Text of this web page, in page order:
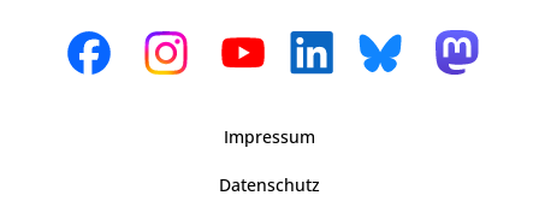
Impressum
Datenschutz